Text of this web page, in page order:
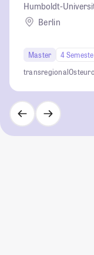
Humboldt-
Berlin
Master
4
transregional